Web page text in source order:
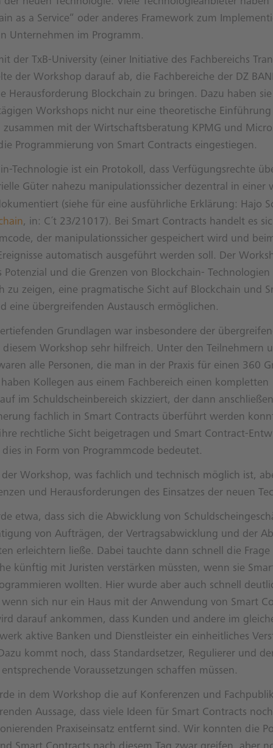
as a Service“ oder anderes Framework zum
Unternehmen im Programm.
der TxB-University (einer Initiative des Fachbereichs
der Workshop darauf ab, die Fachbereiche der DZ
Herausforderung Blockchain zu bringen. Dazu haben
Workshops nicht nur eine theoretische
zusammen mit der Wirtschaftsberatung KPMG und
Programmierung von Smart Contracts eingestiegen.
Technologie ist ein Protokoll, dass Verfügungsrechte
Güter nahezu manipulationssicher dezentral in einer
(siehe für eine ausführliche Erklärung: Hajo
, in: C´t 23/21017). Bei Smart Contracts handelt es
der manipulationssicher gespeichert wird und
automatisch ausgeführt werden soll. Der
Potenzial und die Grenzen von Blockchain- Technologien
zu zeigen, eine pragmatische Sicht auf Blockchain und
eine übergreifenden Austausch ermöglichen.
Grundlagen war insbesondere der
diesem Workshop sehr hilfreich. Unter den Teilnehmern
alle Personen, die man in der Praxis für einen 360
Kollegen aus einem Fachbereich einen kompletten
im Schuldscheinbereich skizziert, der dann
fachlich in Smart Contracts überführt werden
rechtliche Sicht beigetragen und Smart Contract-
in Form von Programmcode bedeutet.
Workshop, was fachlich und technisch möglich ist,
und Herausforderungen des Einsatzes der neuen
etwa, dass sich die Abwicklung von
von Aufträgen, der Vertragsabwicklung und der
erleichtern ließe. Dabei tauchte dann schnell die
künftig mit Juristen verstärken müssten, wenn sie
wollten. Hier wurde aber auch schnell
sich nur ein Haus mit der Anwendung von Smart
darauf ankommen, dass Kunden und andere im
aktive Banken und Dienstleister ein einheitliches
kommt noch, dass Standardsetzer, Regulierer und
Voraussetzungen schaffen müssen.
in dem Workshop die auf Konferenzen und
Aussage, dass viele Ideen für Smart Contracts
Praxiseinsatz entfernt sind. Wir konnten die